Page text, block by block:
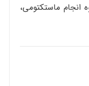
انجام ماستکتومی،